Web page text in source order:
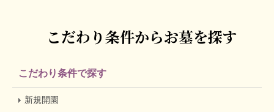
こだわり条件からお墓を探す
こだわり条件で探す
新規開園